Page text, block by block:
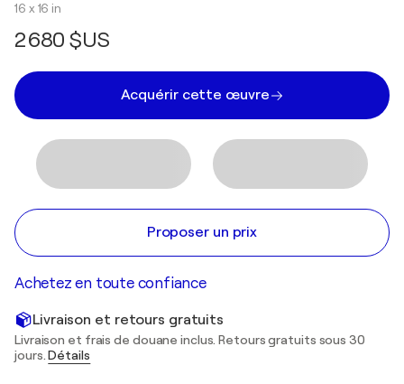
16 x 16 in
2 680 $US
Acquérir cette œuvre
Proposer un prix
Achetez en toute confiance
Livraison et retours gratuits
Livraison et frais de douane inclus. Retours gratuits sous 30
jours.Détails